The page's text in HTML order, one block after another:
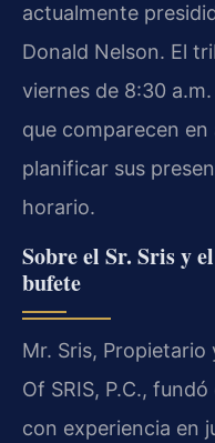
actualmente
Donald Nelson. El
viernes de 8:30
que comparecen
planificar sus
horario.
Sobre el Sr. Sris y
bufete
Mr. Sris,
Of SRIS, P.C.,
con experiencia en